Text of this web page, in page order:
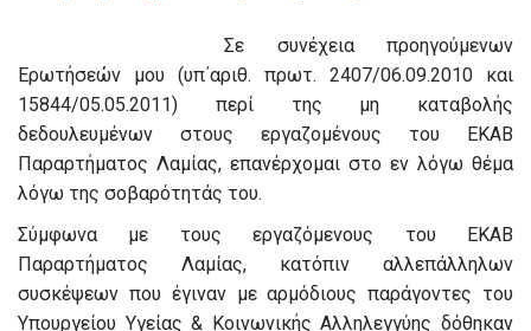
Σε συνέχεια προηγούμενων
Ερωτήσεών μου (υπ΄αριθ. πρωτ. 2407/06.09.2010 και
15844/05.05.2011) περί της μη καταβολής
δεδουλευμένων στους εργαζομένους του ΕΚΑΒ
Παραρτήματος Λαμίας, επανέρχομαι στο εν λόγω θέμα
λόγω της σοβαρότητάς του.
Σύμφωνα με τους εργαζόμενους του ΕΚΑΒ
Παραρτήματος Λαμίας, κατόπιν αλλεπάλληλων
συσκέψεων που έγιναν με αρμόδιους παράγοντες του
Υπουργείου Υγείας & Κοινωνικής Αλληλεγγύης δόθηκαν